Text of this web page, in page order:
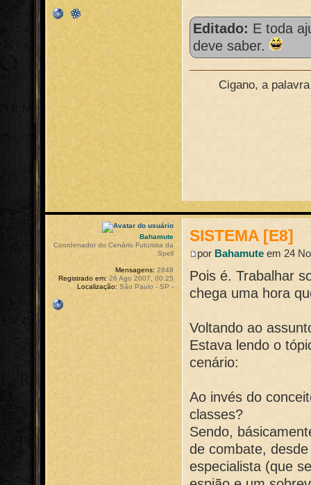
Editado: E toda
deve saber.
Cigano, a
SISTEMA [E8]
por Bahamute em 24
Pois é. Trabalhar
chega uma hora
Voltando ao
Estava lendo o
cenário:
Ao invés do
classes?
Sendo,
de combate,
especialista (que
Bahamute
Coordenador do Cenário Futurista da
Spell
Mensagens: 2848
Registrado em: 26 Ago 2007, 00:25
Localização: São Paulo - SP -